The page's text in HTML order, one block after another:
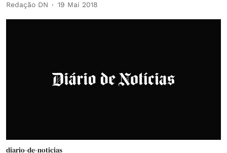
Redação DN 19 Mai 2018
diario-de-noticias